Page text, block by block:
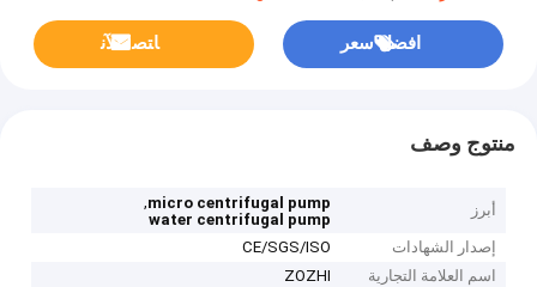
افضل سعر ﺎﺘﺼﻟ ﺍﻶﻧ
منتوج وصف
أبرز micro centrifugal pump
,
water centrifugal pump
إصدار الشهادات
CE/SGS/ISO
اسم العلامة التجارية
ZOZHI